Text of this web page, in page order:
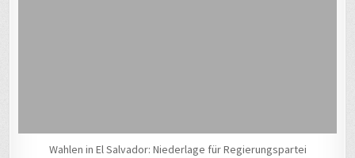
Wahlen in El Salvador: Niederlage für Regierungspartei